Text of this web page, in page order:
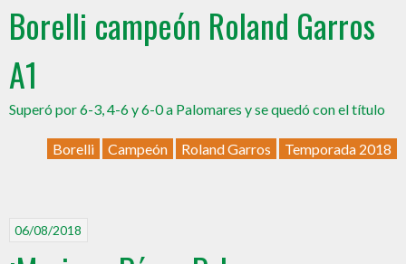
Borelli campeón Roland Garros
A1
Superó por 6-3, 4-6 y 6-0 a Palomares y se quedó con el título
Borelli Campeón Roland Garros Temporada 2018
06/08/2018